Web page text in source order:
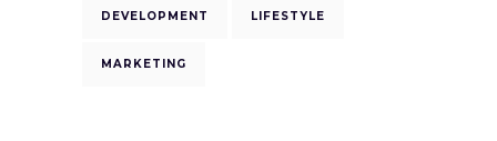
DEVELOPMENT LIFESTYLE
MARKETING